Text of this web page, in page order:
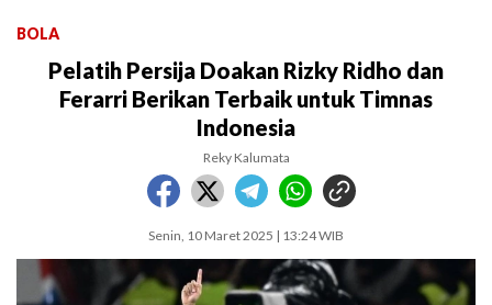
BOLA
Pelatih Persija Doakan Rizky Ridho dan
Ferarri Berikan Terbaik untuk Timnas
Indonesia
Reky Kalumata
Senin, 10 Maret 2025 | 13:24 WIB